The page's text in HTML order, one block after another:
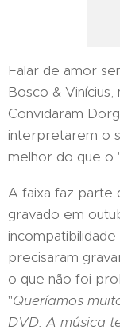
Falar de amor
Bosco &
Convidaram
interpretarem o
melhor do que o
A faixa faz parte
gravado em
precisaram
o que não foi
"Queríamos
DVD. A música